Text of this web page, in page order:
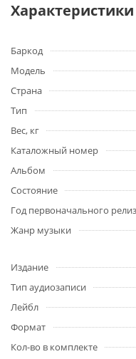
Характеристики
Баркод
Модель
Страна
Тип
Вес, кг
Каталожный номер
Альбом
Состояние
Год первоначального
Жанр музыки
Издание
Тип аудиозаписи
Лейбл
Формат
Кол-во в комплекте